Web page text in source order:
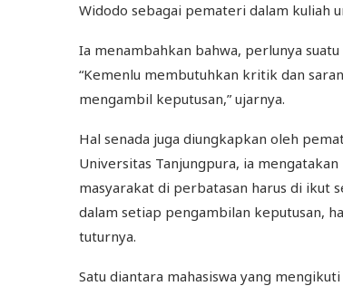
Widodo sebagai pemateri dalam kuliah
Ia menambahkan bahwa, perlunya
“Kemenlu membutuhkan kritik dan
mengambil keputusan,” ujarnya.
Hal senada juga diungkapkan oleh
Universitas Tanjungpura, ia
masyarakat di perbatasan harus di ikut
dalam setiap pengambilan keputusan,
tuturnya.
Satu diantara mahasiswa yang